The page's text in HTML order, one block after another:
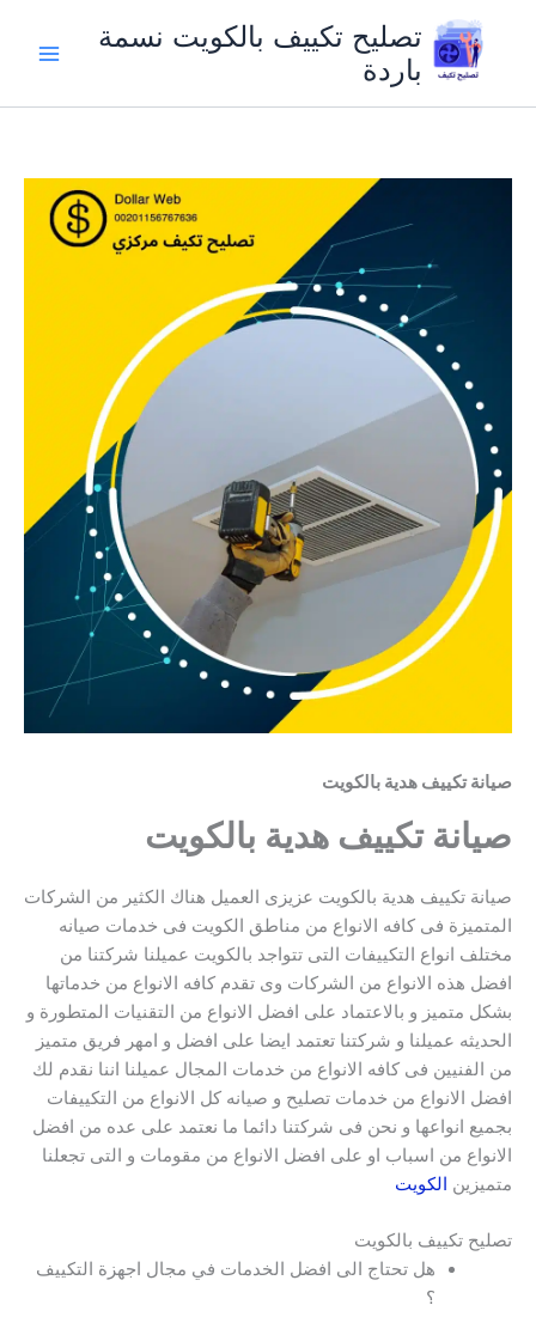
المحتوى
تصليح تكييف بالكويت نسمة
باردة
صيانة تكييف هدية بالكويت
صيانة تكييف هدية بالكويت
صيانة تكييف هدية بالكويت عزيزى العميل هناك الكثير من الشركات
المتميزة فى كافه الانواع من مناطق الكويت فى خدمات صيانه
مختلف انواع التكييفات التى تتواجد بالكويت عميلنا شركتنا من
افضل هذه الانواع من الشركات وى تقدم كافه الانواع من خدماتها
بشكل متميز و بالاعتماد على افضل الانواع من التقنيات المتطورة و
الحديثه عميلنا و شركتنا تعتمد ايضا على افضل و امهر فريق متميز
من الفنيين فى كافه الانواع من خدمات المجال عميلنا اننا نقدم لك
افضل الانواع من خدمات تصليح و صيانه كل الانواع من التكييفات
بجميع انواعها و نحن فى شركتنا دائما ما نعتمد على عده من افضل
الانواع من اسباب او على افضل الانواع من مقومات و التى تجعلنا
متميزين الكويت
تصليح تكييف بالكويت
هل تحتاج الى افضل الخدمات في مجال اجهزة التكييف
؟